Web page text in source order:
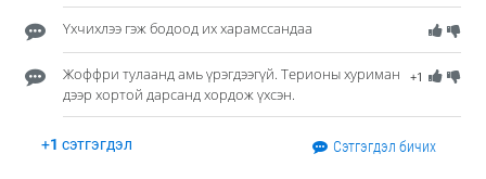
Үхчихлээ гэж бодоод их харамссандаа
+1
Жоффри тулаанд амь үрэгдээгүй. Терионы хуриман
дээр хортой дарсанд хордож үхсэн.
+1 сэтгэгдэл Сэтгэгдэл бичих